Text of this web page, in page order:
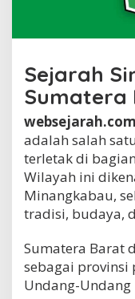
n
S
u
m
a
t
r
B
a
r
Sejarah
Sumatera
websejarah.com
adalah salah
terletak di
Wilayah ini
Minangkabau,
tradisi, budaya,
Sumatera Barat
sebagai provinsi
Undang-